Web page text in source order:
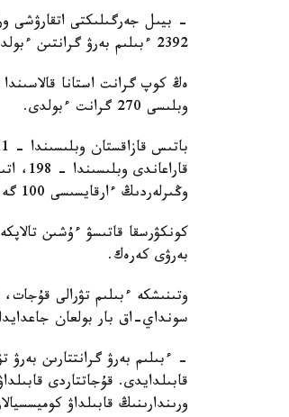
- بيىل جەرگىلىكتى اتقارۋشى
2392 ءبىلىم بەرۋ گرانتىن ءبولدى،-دەلىنگەن مينيسترلىك حابارلاماسىندا.
وبلىسى 270 گرانت ءبولدى.
وڭىرلەردىڭ ءارقايسىسى 100 گە جۋىق گرانت ۇسىندى.
كونكۋرسقا قاتىسۋ ءۇشىن
بەرۋى كەرەك.
وتىنىشكە ءبىلىم تۋرالى
سونداي-اق بار بولعان
- ءبىلىم بەرۋ گرانتتارىن
قابىلدايدى. قۇجاتتاردى
ورىندارىنىڭ قابىلداۋ